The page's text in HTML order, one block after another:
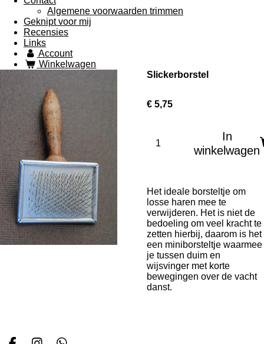
Algemene voorwaarden trimmen
Geknipt voor mij
Recensies
Links
Account
Winkelwagen
Slickerborstel
€ 5,75
In
winkelwagen
Het ideale borsteltje om
losse haren mee te
verwijderen. Het is niet de
bedoeling om veel kracht te
zetten hierbij, daarom is het
een miniborsteltje waarmee
je tussen duim en
wijsvinger met korte
bewegingen over de vacht
danst.